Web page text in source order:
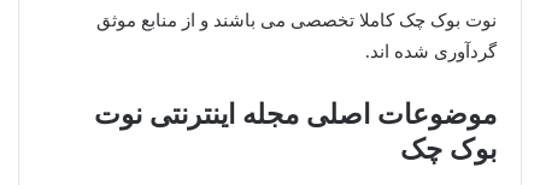
نوت بوک چک کاملا تخصصی می باشند و از منابع موثق
گردآوری شده اند.
موضوعات اصلی مجله اینترنتی نوت
بوک چک